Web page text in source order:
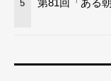
5 第81回「ある